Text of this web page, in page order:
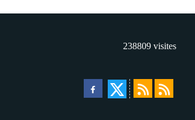
238809 visites